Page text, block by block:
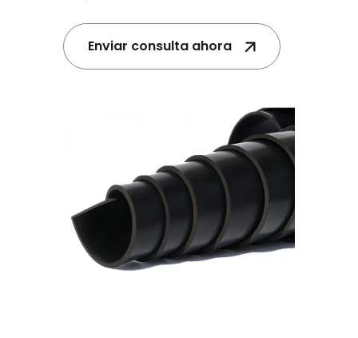
Enviar consulta ahora